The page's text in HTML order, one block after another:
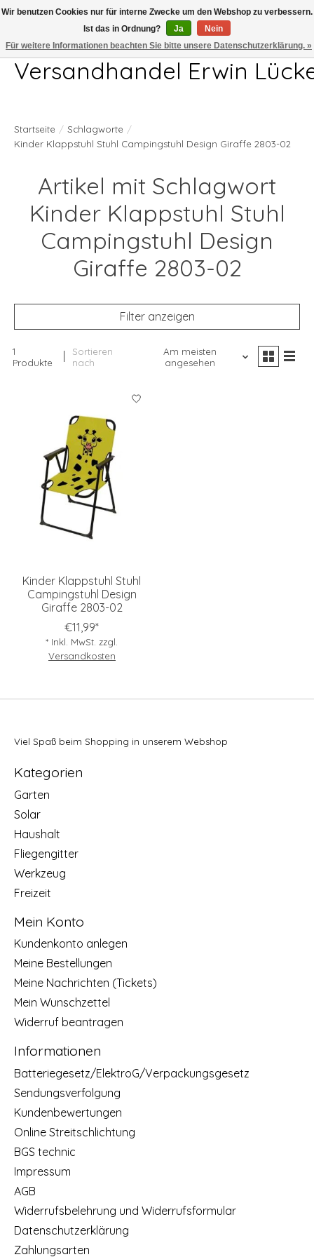
Telefon 04407 715872 MO-DO 7.00-17.00Uhr FR 7.00-13.00Uhr
Versandhandel Erwin
Startseite / Schlagworte /
Kinder Klappstuhl Stuhl Campingstuhl Design Giraffe 2803-02
Artikel mit Schlagwort
Kinder Klappstuhl Stuhl
Campingstuhl Design
Giraffe 2803-02
Filter anzeigen
1
Produkte
Sortieren
nach
Am meisten
angesehen
Kinder Klappstuhl Stuhl
Campingstuhl Design
Giraffe 2803-02
€11,99*
* Inkl. MwSt. zzgl.
Versandkosten
Viel Spaß beim Shopping in unserem Webshop
Kategorien
Garten
Solar
Haushalt
Fliegengitter
Werkzeug
Freizeit
Mein Konto
Kundenkonto anlegen
Meine Bestellungen
Meine Nachrichten (Tickets)
Mein Wunschzettel
Widerruf beantragen
Informationen
Batteriegesetz/ElektroG/Verpackungsgesetz
Sendungsverfolgung
Kundenbewertungen
Online Streitschlichtung
BGS technic
Impressum
AGB
Widerrufsbelehrung und Widerrufsformular
Datenschutzerklärung
Zahlungsarten
Wir benutzen Cookies nur für interne Zwecke um den Webshop zu verbessern.
Ist das in Ordnung?
Ja
Nein
Für weitere Informationen beachten Sie bitte unsere Datenschutzerklärung. »